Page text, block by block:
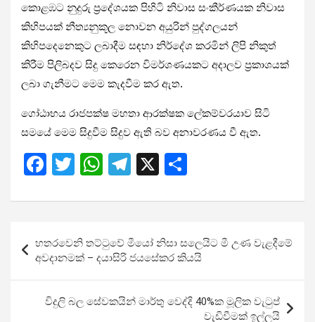
කොළඹට නුදුරු ප්‍රදේශයක පිහිටි නිවාස සංකීර්ණයක නිවාස
කිහිපයක් නීත්‍යනුකූල නොවන අයුරින් පුද්ගලයන්
කිහිපදෙනෙකුට ලබාදීම සඳහා නිර්දේශ කරමින් ලිපි නිකුත්
කිරීම පිලිබදව සිදු කෙරෙන විමර්ශණයකට අදාලව ප‍්‍රකාශයක්
ලබා ගැනීමට මෙම කැදවීම කර ඇත.
ගෝඨාභය රාජපක්ෂ මහතා ආරක්ෂක ලේකම්වරයාව සිටි
සමයේ මෙම සිදුවීම සිදුව ඇති බව අනාවරණය වී ඇත.
F
ce
b
o
o
k
T
tt
er
W
at
s
A
p
p
T
e
gr
a
m
X
ar
navigation
හතරවෙනි තට්ටුවේ මීයෝ නිසා සලෙයිට මී උණ වැළදීමේ
අවදානමක් – දයාසිරි ජයසේකර කියයි
විදුලි බල සේවකයින් මාර්තු වෙද්දි 40%ක මූලික වැටුප්
වැඩිවීමක් ඉල්ලයි